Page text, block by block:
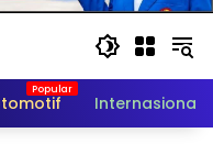
Internasional